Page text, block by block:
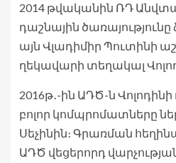
2014 թվականին ՌԴ
դաշնային ծառայությունը
այն Վլադիմիր Պուտինի
ղեկավարի տեղակալ
2016թ․-ին ԱԴԾ-ն
բոլոր կոմպրոմատները
Սեչինին։ Գրառման
ԱԴԾ վեցերորդ